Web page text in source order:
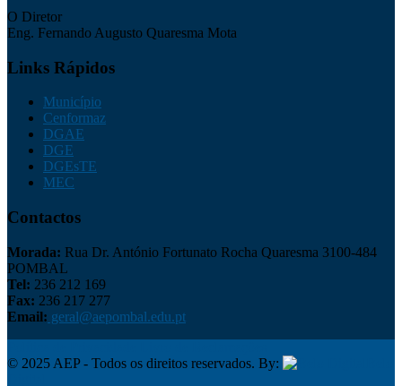
O Diretor
Eng. Fernando Augusto Quaresma Mota
Links Rápidos
Município
Cenformaz
DGAE
DGE
DGEsTE
MEC
Contactos
Morada: Rua Dr. António Fortunato Rocha Quaresma 3100-484
POMBAL
Tel: 236 212 169
Fax: 236 217 277
Email: geral@aepombal.edu.pt
© 2025 AEP - Todos os direitos reservados. By: